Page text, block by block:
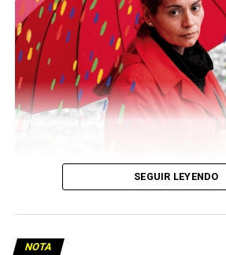
Descargar la Mu en PDF
SEGUIR LEYENDO
NOTA